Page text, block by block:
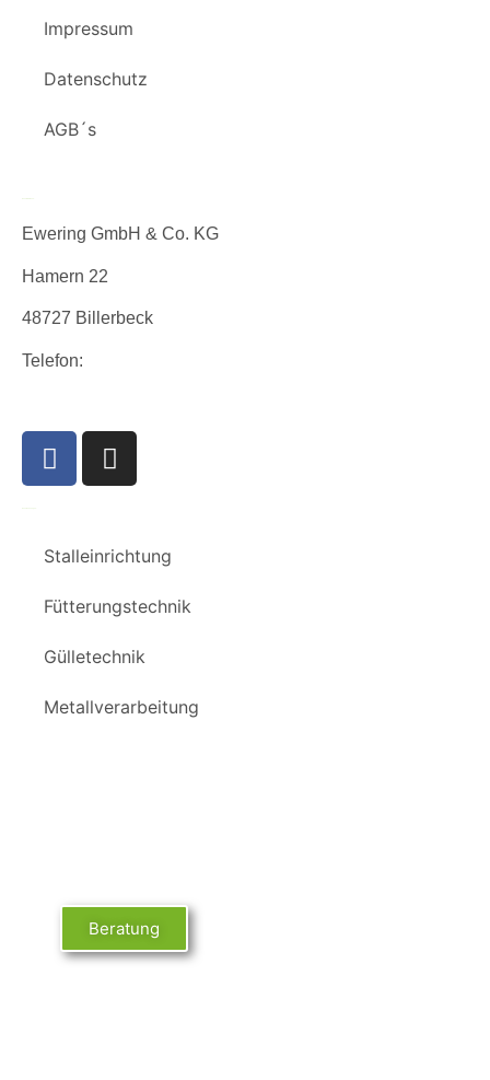
Impressum
Datenschutz
AGB´s
Ewering GmbH & Co. KG
Hamern 22
48727 Billerbeck
Telefon:
Stalleinrichtung
Fütterungstechnik
Gülletechnik
Metallverarbeitung
Beratung